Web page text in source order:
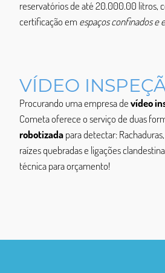
reservatórios de até 20.000.00 litros,
certificação emespaços confinados e
VÍDEO
Procurando uma empresa devídeo
Cometa oferece o serviço de duas
robotizadapara detectar:
raízes quebradas e ligações
técnica para orçamento!